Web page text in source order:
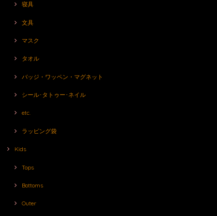
寝具
文具
マスク
タオル
バッジ・ワッペン・マグネット
シール･タトゥー･ネイル
etc.
ラッピング袋
Kids
Tops
Bottoms
Outer